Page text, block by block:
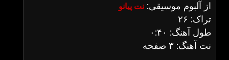
از آلبوم موسیقی: نت پیانو
تراک: ۲۶
طول آهنگ: ۰:۴۰
نت آهنگ: ۳ صفحه